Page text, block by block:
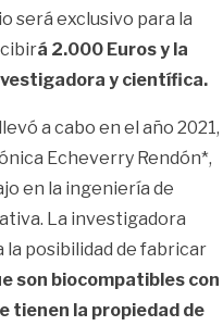
será exclusivo para la
á 2.000 Euros y la
y científica.
a cabo en el año 2021,
Echeverry Rendón*,
en la ingeniería de
La investigadora
la posibilidad de fabricar
son biocompatibles con
tienen la propiedad de